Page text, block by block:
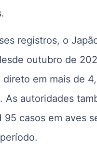
registros, o
outubro de
direto em mais de
As autoridades
95 casos em aves